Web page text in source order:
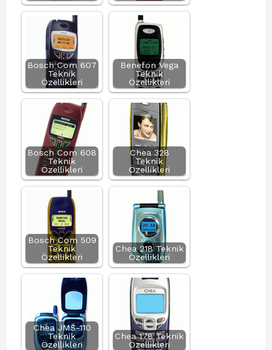
Bosch Com 607
Teknik
Özellikleri
Benefon Vega
Teknik
Özellikleri
Bosch Com 608
Teknik
Özellikleri
Chea 328
Teknik
Özellikleri
Bosch Com 509
Teknik
Özellikleri
Chea 218 Teknik
Özellikleri
Chea JMS-110
Teknik
Özellikleri
Chea 178 Teknik
Özellikleri